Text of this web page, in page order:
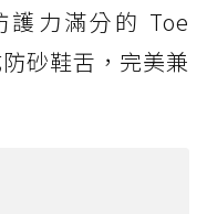
力滿分的 Toe
砂鞋舌，完美兼